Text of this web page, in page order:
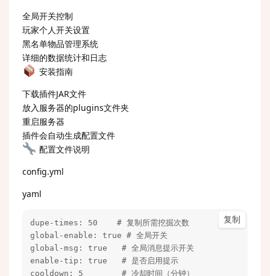
全局开关控制
玩家个人开关设置
黑名单物品管理系统
详细的数据统计和日志
安装指南
下载插件JAR文件
放入服务器的plugins文件夹
重启服务器
插件会自动生成配置文件
配置文件说明
config.yml
yaml
复制
dupe-times: 50    # 复制所需挖掘次数
global-enable: true # 全局开关
global-msg: true   # 全局消息提示开关
enable-tip: true   # 是否启用提示
cooldown: 5        # 冷却时间（分钟）